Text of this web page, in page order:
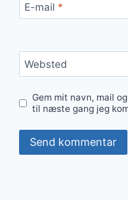
E-mail *
Websted
Gem mit navn, mail
til næste gang jeg